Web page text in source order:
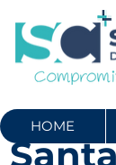
HOME